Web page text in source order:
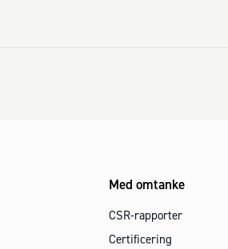
Med omtanke
CSR-rapporter
Certificering